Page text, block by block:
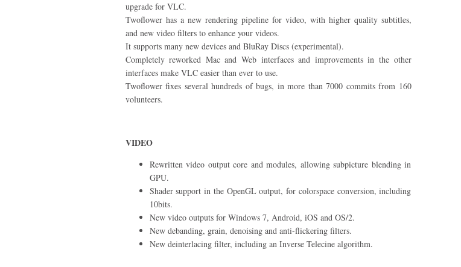
upgrade for VLC.
Twoflower has a new rendering pipeline for video, with higher quality subtitles,
and new video filters to enhance your videos.
It supports many new devices and BluRay Discs (experimental).
Completely reworked Mac and Web interfaces and improvements in the other
interfaces make VLC easier than ever to use.
Twoflower fixes several hundreds of bugs, in more than 7000 commits from 160
volunteers.
VIDEO
Rewritten video output core and modules, allowing subpicture blending in
GPU.
Shader support in the OpenGL output, for colorspace conversion, including
10bits.
New video outputs for Windows 7, Android, iOS and OS/2.
New debanding, grain, denoising and anti-flickering filters.
New deinterlacing filter, including an Inverse Telecine algorithm.